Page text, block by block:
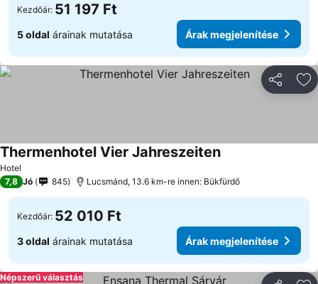
Kezdőár: 51 197 Ft
5 oldal árainak mutatása Árak megjelenítése
Hotel
Thermenhotel Vier Jahreszeiten
7,8 Jó 845 Lucsmánd, 13.6 km-re innen: Bükfürdő
Kezdőár: 52 010 Ft
3 oldal árainak mutatása Árak megjelenítése
Népszerű választás